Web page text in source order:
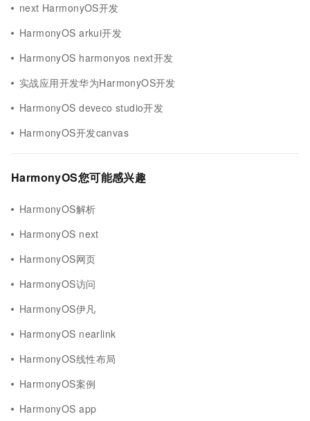
next HarmonyOS开发
HarmonyOS arkui开发
HarmonyOS harmonyos next开发
实战应用开发华为HarmonyOS开发
HarmonyOS deveco studio开发
HarmonyOS开发canvas
HarmonyOS您可能感兴趣
HarmonyOS解析
HarmonyOS next
HarmonyOS网页
HarmonyOS访问
HarmonyOS伊凡
HarmonyOS nearlink
HarmonyOS线性布局
HarmonyOS案例
HarmonyOS app